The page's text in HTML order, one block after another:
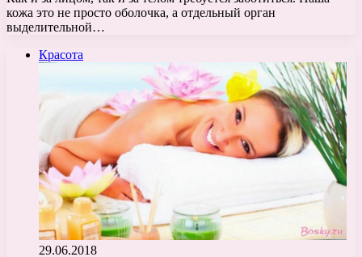
кожа это не просто оболочка, а отдельный орган
выделительной…
Красота
29.06.2018